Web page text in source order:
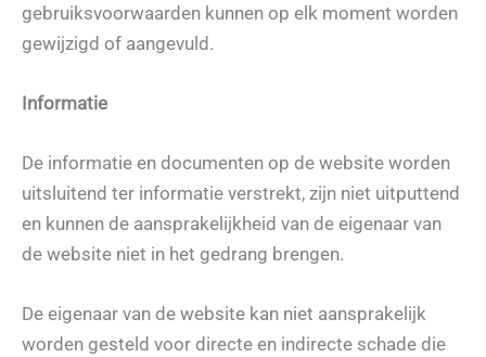
gebruiksvoorwaarden kunnen op elk moment worden
gewijzigd of aangevuld.
Informatie
De informatie en documenten op de website worden
uitsluitend ter informatie verstrekt, zijn niet uitputtend
en kunnen de aansprakelijkheid van de eigenaar van
de website niet in het gedrang brengen.
De eigenaar van de website kan niet aansprakelijk
worden gesteld voor directe en indirecte schade die